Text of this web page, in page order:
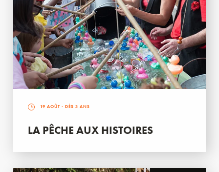
19 AOÛT - DÈS 3 ANS
LA PÊCHE AUX HISTOIRES